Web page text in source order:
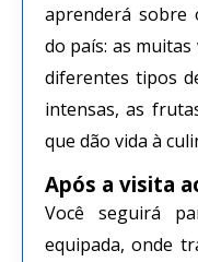
aprenderá sobre
do país: as
diferentes tipos
intensas, as
que dão vida à
Após a visita
Você seguirá
equipada, onde